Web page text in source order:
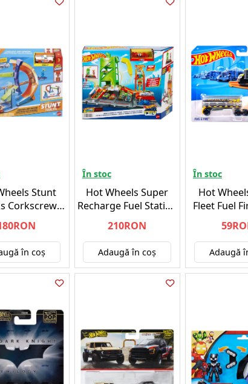
Stunt
Corkscrew
Champion
(JFH36)
în coş
În stoc
Hot Wheels Super
Recharge Fuel Station
(HTN79)
210RON
Adaugă în coş
În stoc
Hot
Fleet Fuel
Adaugă